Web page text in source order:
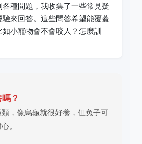
種問題，我收集了一些常見疑
來回答。這些問答希望能覆蓋
小寵物會不會咬人？怎麼訓
？
，像烏龜就很好養，但兔子可
。